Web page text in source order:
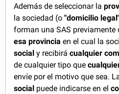
Además de seleccionar la
la sociedad (o"domicilio
forman una SAS previamente
esa provincia en el cual la
social y recibirácualquier
de cualquier tipo que
envíe por el motivo que sea.
social puede indicarse en el